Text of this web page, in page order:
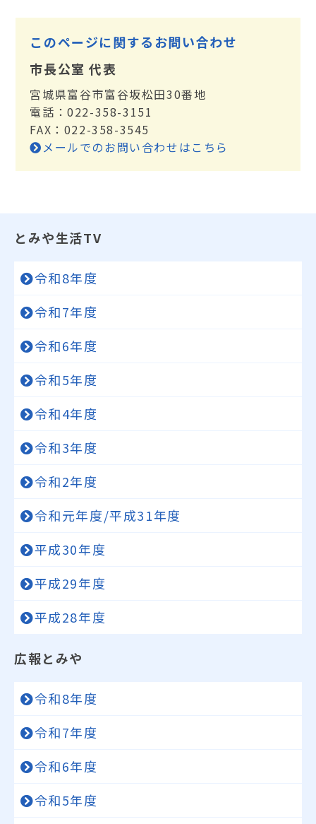
このページに関するお問い合わせ
市長公室 代表
宮城県富谷市富谷坂松田30番地
電話：022-358-3151
FAX：022-358-3545
メールでのお問い合わせはこちら
とみや生活TV
令和8年度
令和7年度
令和6年度
令和5年度
令和4年度
令和3年度
令和2年度
令和元年度/平成31年度
平成30年度
平成29年度
平成28年度
広報とみや
令和8年度
令和7年度
令和6年度
令和5年度